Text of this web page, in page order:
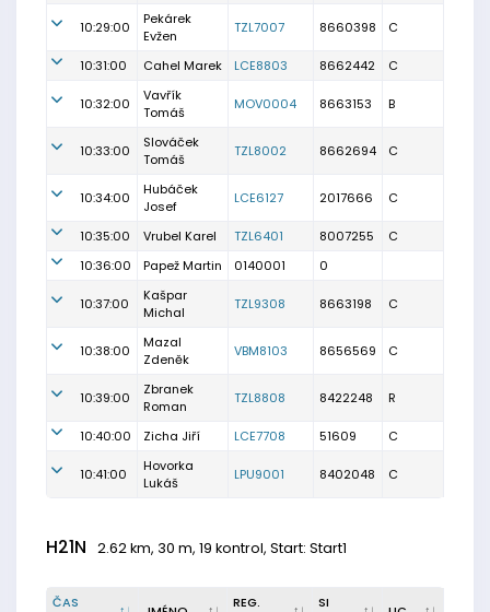
10:29:00
Pekárek
Evžen
TZL7007 8660398 C
10:31:00 Cahel Marek LCE8803 8662442 C
10:32:00
Vavřík
Tomáš
MOV0004 8663153 B
10:33:00
Slováček
Tomáš
TZL8002 8662694 C
10:34:00
Hubáček
Josef
LCE6127 2017666 C
10:35:00 Vrubel Karel TZL6401 8007255
C
10:36:00
Papež Martin 0140001 0
10:37:00
Kašpar
Michal
TZL9308 8663198 C
10:38:00
Mazal
Zdeněk
VBM8103 8656569 C
10:39:00
Zbranek
Roman
TZL8808 8422248 R
10:40:00 Zicha Jiří LCE7708 51609 C
10:41:00
Hovorka
Lukáš
LPU9001 8402048 C
H21N 2.62 km, 30 m, 19 kontrol, Start: Start1
ČAS
REG.
SI